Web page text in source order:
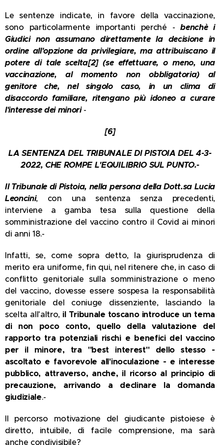
Le sentenze indicate, in favore della vaccinazione,
sono particolarmente importanti perché -benchè i
Giudici non assumano direttamente la decisione in
ordine all'opzione da privilegiare, ma attribuiscano il
potere di tale scelta[2](se effettuare, o meno, una
vaccinazione, al momento non obbligatoria) al
genitore che, nel singolo caso, in un clima di
disaccordo familiare, ritengano più idoneo a curare
l'interesse dei minori-
[6]
LA SENTENZA DEL TRIBUNALE DI PISTOIA DEL 4-3-
2022, CHE ROMPE L'EQUILIBRIO SUL PUNTO.-
Il Tribunale di Pistoia, nella persona della Dott.sa Lucia
Leoncini, con una sentenza senza precedenti,
interviene a gamba tesa sulla questione della
somministrazione del vaccino contro il Covid ai minori
di anni 18.-
Infatti, se, come sopra detto, la giurisprudenza di
merito era uniforme, fin qui, nel ritenere che, in caso di
conflitto genitoriale sulla somministrazione o meno
del vaccino, dovesse essere sospesa la responsabilità
genitoriale del coniuge dissenziente, lasciando la
scelta all'altro, il Tribunale toscano introduce un tema
di non poco conto, quello della valutazione del
rapporto tra potenziali rischi e benefici del vaccino
per il minore, tra "best interest" dello stesso -
ascoltato e favorevole all'inoculazione - e interesse
pubblico, attraverso, anche, il ricorso al principio di
precauzione, arrivando a declinare la domanda
giudiziale.-
Il percorso motivazione del giudicante pistoiese è
diretto, intuibile, di facile comprensione, ma sarà
anche condivisibile?